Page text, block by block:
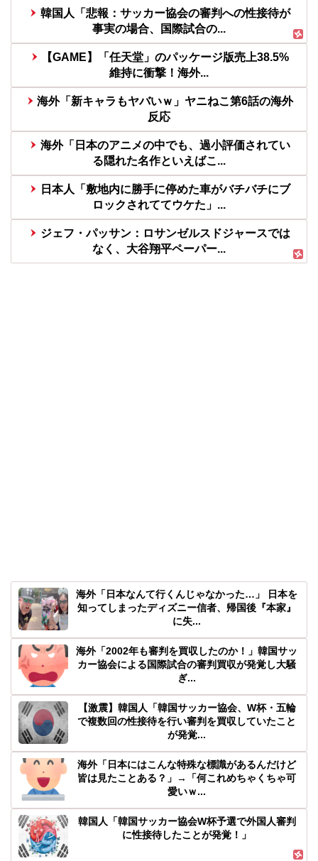
韓国人「悲報：サッカー協会の審判への性接待が
事実の場合、国際試合の...
【GAME】「任天堂」のパッケージ版売上38.5%
維持に衝撃！海外...
海外「新キャラもヤバいｗ」ヤニねこ第6話の海外
反応
海外「日本のアニメの中でも、過小評価されてい
る隠れた名作といえばこ...
日本人「敷地内に勝手に停めた車がバチバチにブ
ロックされててウケた」...
ジェフ・パッサン：ロサンゼルスドジャースでは
なく、大谷翔平ペーパー...
海外「日本なんて行くんじゃなかった…」 日本を
知ってしまったディズニー信者、帰国後『本家』
に失...
海外「2002年も審判を買収したのか！」韓国サッ
カー協会による国際試合の審判買収が発覚し大騒
ぎ...
【激震】韓国人「韓国サッカー協会、W杯・五輪
で複数回の性接待を行い審判を買収していたこと
が発覚...
海外「日本にはこんな特殊な標識があるんだけど
皆は見たことある？」→「何これめちゃくちゃ可
愛いｗ...
韓国人「韓国サッカー協会W杯予選で外国人審判
に性接待したことが発覚！」